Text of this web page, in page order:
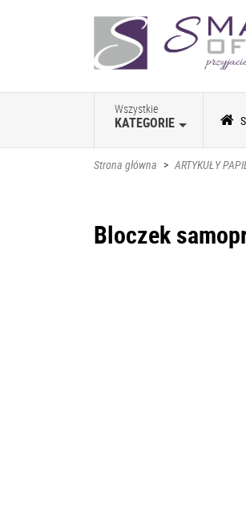
Wszystkie
KATEGORIE
Strona główna > ARTYKUŁY
Bloczek